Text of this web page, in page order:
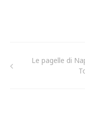
Le pagelle di